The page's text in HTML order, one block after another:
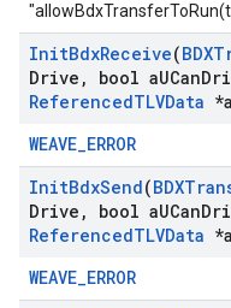
InitBdxReceive(
Drive , bool aUCan
ReferencedTLVData *a
WEAVE_ERROR
InitBdxSend(
Drive , bool aUCan
ReferencedTLVData *a
WEAVE_ERROR